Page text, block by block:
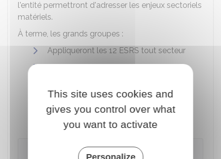
l'entité permettront d'adresser les enjeux sectoriels
matériels.
À terme, les grands groupes :
Appliqueront les 12 ESRS tout secteur
Appliqueront les normes sectorielles
d'activité
Compléteront leur reporting par des
informations spécifiques pertinentes.
This site uses cookies and
gives you control over what
you want to activate
Personalize